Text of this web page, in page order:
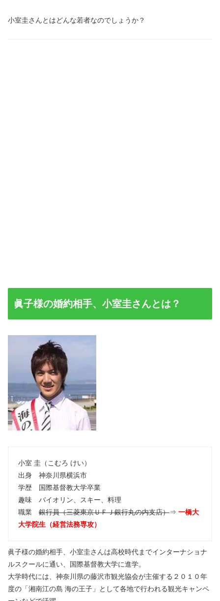
小室圭さんとはどんな若者なのでしょうか？
眞子様の婚約相手、小室圭さんとは？
小室 圭（こむろ けい）
出身 神奈川県横浜市
学歴 国際基督教大学卒業
趣味 バイオリン、スキー、料理
職業 銀行員（三菱東京ＵＦＪ銀行丸の内支店）⇒ 一橋大
大学院生（経営法務専攻）
眞子様の婚約相手、小室圭さんは高校時代までインターナショナ
ルスクールに通い、国際基督教大学に進学。
大学時代には、神奈川県の藤沢市観光協会が主催する２０１０年
度の「湘南江の島 海の王子」として各地で行われる観光キャンペ